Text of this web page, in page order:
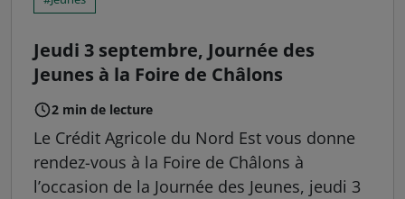
Jeudi 3 septembre, Journée des
Jeunes à la Foire de Châlons
2 min de lecture
Le Crédit Agricole du Nord Est vous donne
rendez-vous à la Foire de Châlons à
l’occasion de la Journée des Jeunes, jeudi 3